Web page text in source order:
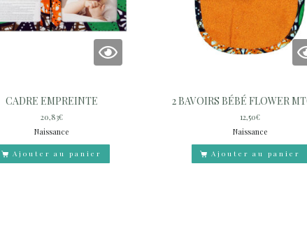
CADRE EMPREINTE
20,83€
Naissance
Ajouter au panier
2 BAVOIRS BÉBÉ FLOWER
12,50€
Naissance
Ajouter au panier